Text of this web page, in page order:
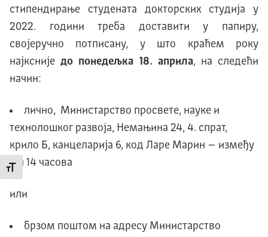
Промени величину слова
стипендирање студената докторских студија у
2022. години треба доставити у папиру,
својеручно потписану, у што краћем року
најксниједо понедељка 18. априла, на слeдећи
начин:
лично, Министарство просвете, науке и
технолошког развоја, Немањина 24, 4. спрат,
крило Б, канцеларија 6, код Ларе Марин – између
9 и 14 часова
или
брзом поштом на адресу Министарство